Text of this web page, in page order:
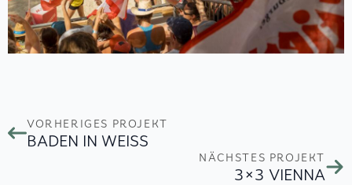
VORHERIGES PROJEKT
BADEN IN WEISS
NÄCHSTES PROJEKT
3×3 VIENNA